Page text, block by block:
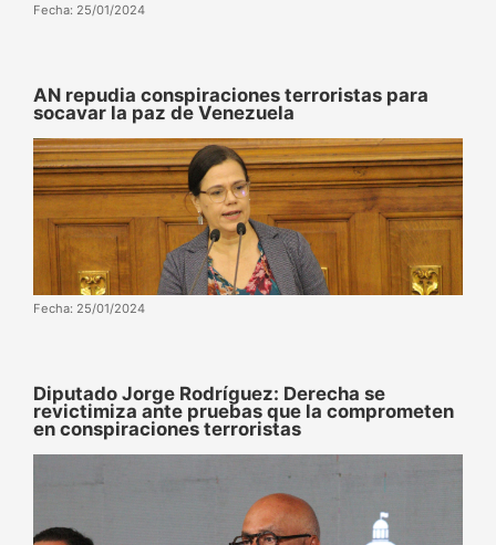
Fecha: 25/01/2024
AN repudia conspiraciones terroristas para
socavar la paz de Venezuela
Fecha: 25/01/2024
Diputado Jorge Rodríguez: Derecha se
revictimiza ante pruebas que la comprometen
en conspiraciones terroristas